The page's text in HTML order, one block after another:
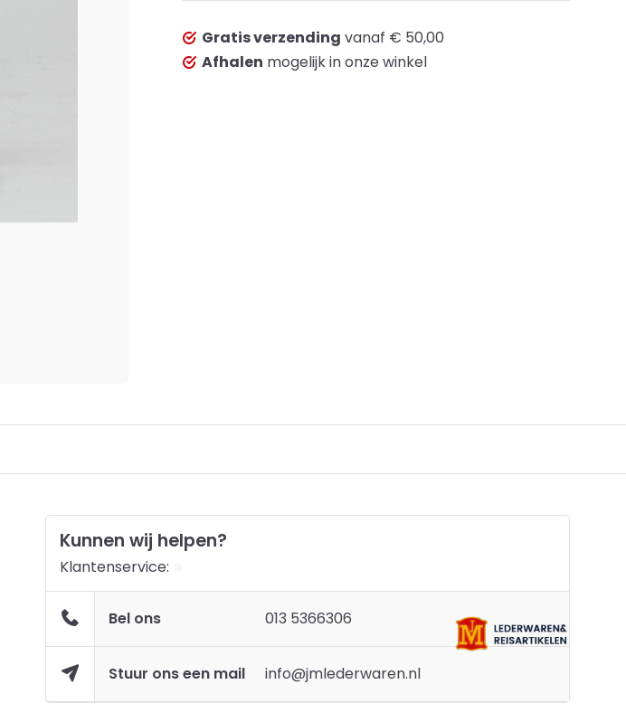
Gratis verzending vanaf € 50,00
Afhalen mogelijk in onze winkel
Kunnen wij helpen?
Klantenservice:
Bel ons 013 5366306
Stuur ons een mail info@jmlederwaren.nl